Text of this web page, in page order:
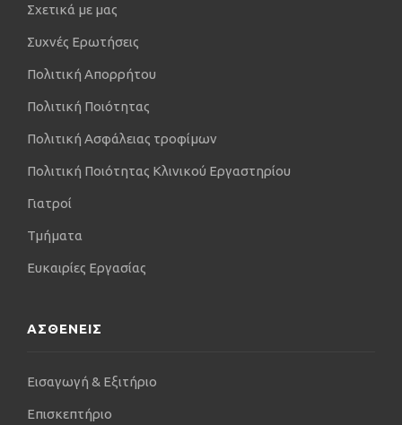
Σχετικά με μας
Συχνές Ερωτήσεις
Πολιτική Απορρήτου
Πολιτική Ποιότητας
Πολιτική Ασφάλειας τροφίμων
Πολιτική Ποιότητας Κλινικού Εργαστηρίου
Γιατροί
Τμήματα
Ευκαιρίες Εργασίας
ΑΣΘΕΝΕΙΣ
Εισαγωγή & Εξιτήριο
Επισκεπτήριο